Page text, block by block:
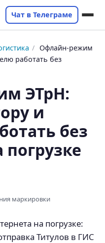
Чат в Телеграме
/ Офлайн-режим
работать без
ЭТрН:
и
без
погрузке
маркировки
на погрузке:
Титулов в ГИС